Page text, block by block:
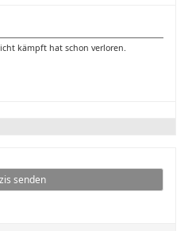
kämpft hat schon verloren.
senden